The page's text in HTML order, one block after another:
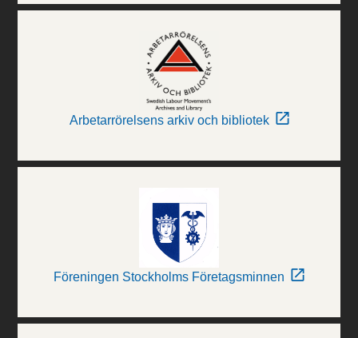
Arbetarrörelsens arkiv och bibliotek
Föreningen Stockholms Företagsminnen